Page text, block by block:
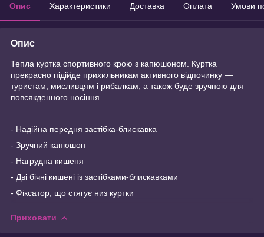
Опис Характеристики Доставка Оплата Умови
Опис
Тепла куртка спортивного крою з капюшоном. Куртка
прекрасно підійде прихильникам активного відпочинку —
туристам, мисливцям і рибалкам, а також буде зручною для
повсякденного носіння.
- Надійна передня застібка-блискавка
- Зручний капюшон
- Нагрудна кишеня
- Дві бічні кишені із застібками-блискавками
- Фіксатор, що стягує низ куртки
Приховати